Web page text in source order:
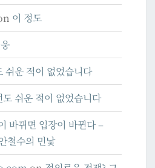
이 정도
쉬운 적이 없었습니다
도 쉬운 적이 없었습니다
바뀌면 입장이 바뀐다 –
철수의 민낯